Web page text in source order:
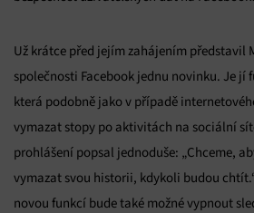
Už krátce před jejím zahájením představil
společnosti Facebook jednu novinku. Je jí
která podobně jako v případě
vymazat stopy po aktivitách na sociální
prohlášení popsal jednoduše: „Chceme,
vymazat svou historii, kdykoli budou
novou funkcí bude také možné vypnout